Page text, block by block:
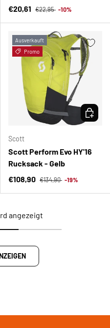
Verkaufspreis
€20,61 Normaler Preis
€22,95 -10%
AUSWÄHLEN
Ausverkauft
Promo
Scott
Scott Perform Evo HY'16
Rucksack - Gelb
Verkaufspreis
€108,90 Normaler Preis
€134,90 -19%
angezeigt